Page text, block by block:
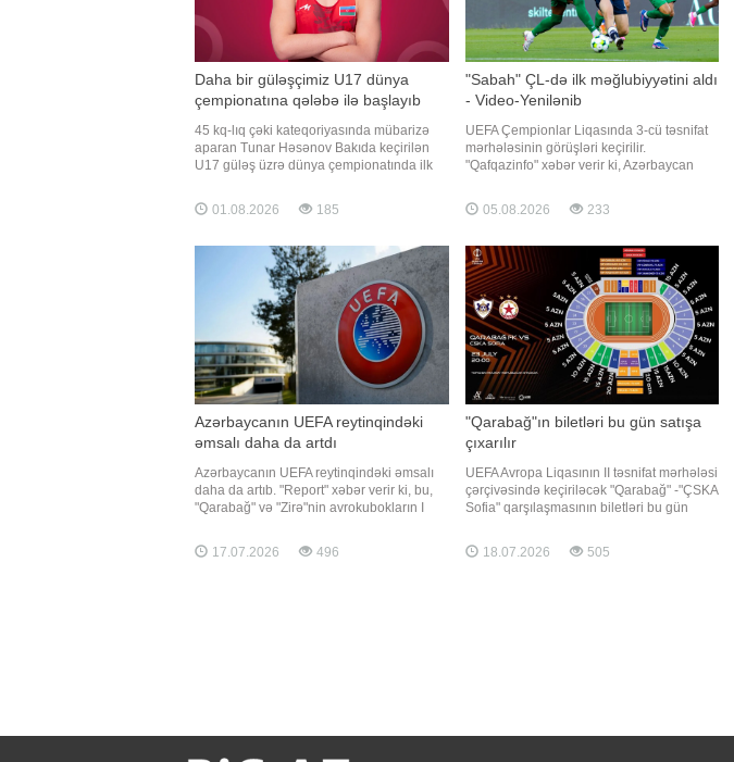
Daha bir güləşçimiz U17 dünya
çempionatına qələbə ilə başlayıb
45 kq-lıq çəki kateqoriyasında mübarizə
aparan Tunar Həsənov Bakıda keçirilən
U17 güləş üzrə dünya çempionatında ilk
Velikovla (Bolqarıstan) qarşılaşıb. Görüş
Azərbaycan təmsilçisinin 4:1 hesablı
əvvəl Tunar Quliye
01.08.2026 185
"Sabah" ÇL-də ilk məğlubiyyətini aldı
- Video-Yenilənib
UEFA Çempionlar Liqasında 3-cü təsnifat
mərhələsinin görüşləri keçirilir.
"Qafqazinfo" xəbər verir ki, Azərbaycan
çıxacaq. Valdas Dambrauskasın
komandası Danimarka səfərində "Orhus"la
20:30-da başlayacaq
05.08.2026 233
Azərbaycanın UEFA reytinqindəki
əmsalı daha da artdı
Azərbaycanın UEFA reytinqindəki əmsalı
daha da artıb. "Report" xəbər verir ki, bu,
"Qarabağ" və "Zirə"nin avrokubokların I
qələbə qazanmaları sayəsində mümkün
olub. Ağdam təmsilçisi UEFA Avropa
17.07.2026 496
"Qarabağ"ın biletləri bu gün satışa
çıxarılır
UEFA Avropa Liqasının II təsnifat mərhələsi
çərçivəsində keçiriləcək "Qarabağ" -"ÇSKA
Sofia" qarşılaşmasının biletləri bu gün
məlumatına istinadən xəbər verir ki, saat
15:00-dan etibarən biletlərin satışı
18.07.2026 505